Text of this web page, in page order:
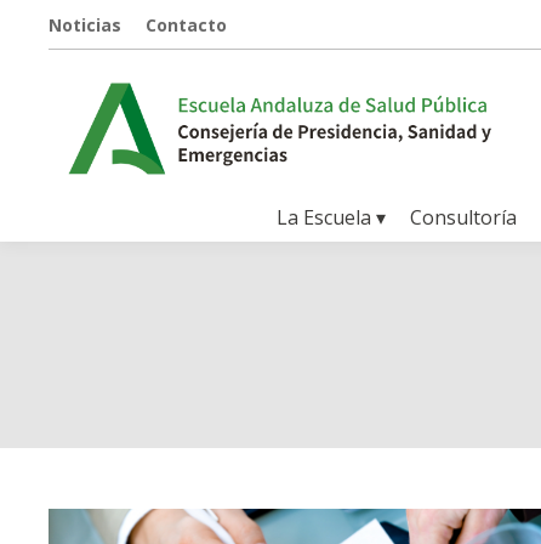
Noticias Contacto
La Escuela ▾ Consultoría